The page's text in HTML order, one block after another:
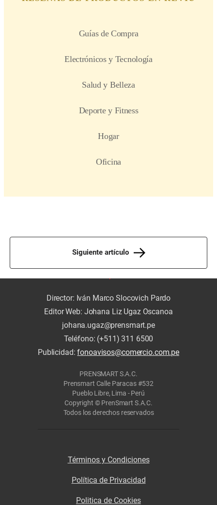
Siguiente artículo
Director: Iván Marco Slocovich Pardo
Editor Web: Johana Liz Ugaz Oscanoa
johana.ugaz@prensmart.pe
Teléfono: (+511) 311 6500
Publicidad:fonoavisos@comercio.com.pe
PRENSMART S.A.C.
Prensmart Calle Paracas #532
Pueblo Libre, Lima - Perú
Copyright © PrenSmart S.A.C.
Todos los derechos reservados
Términos y Condiciones
Política de Privacidad
Politica de Cookies